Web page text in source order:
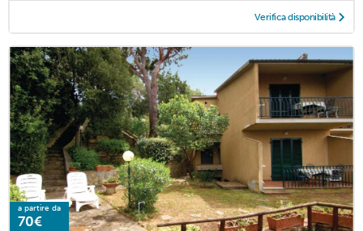
Verifica disponibilità
a partire da
70€